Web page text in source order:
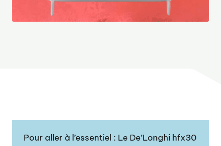
Pour aller à l’essentiel : Le De’Longhi hfx30